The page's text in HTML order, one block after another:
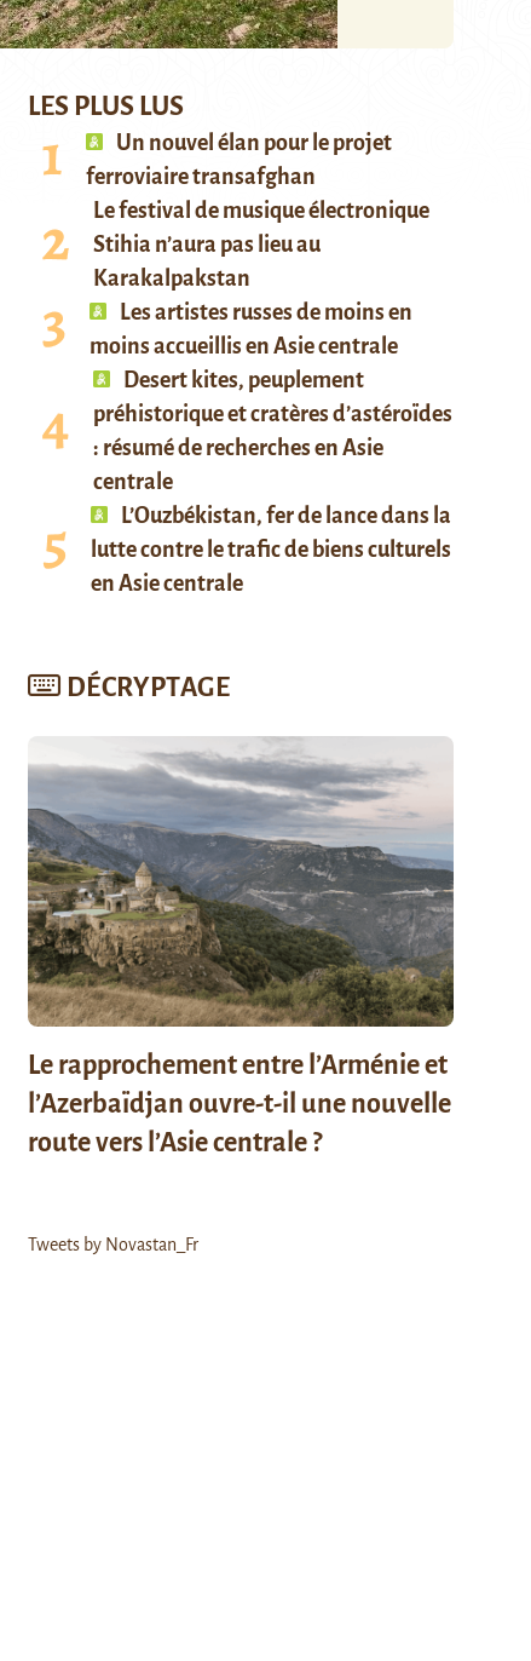
LES PLUS LUS
Un nouvel élan pour le projet
ferroviaire transafghan
Le festival de musique électronique
Stihia n’aura pas lieu au
Karakalpakstan
Les artistes russes de moins en
moins accueillis en Asie centrale
Desert kites, peuplement
préhistorique et cratères d’astéroïdes
: résumé de recherches en Asie
centrale
L’Ouzbékistan, fer de lance dans la
lutte contre le trafic de biens culturels
en Asie centrale
DÉCRYPTAGE
Le rapprochement entre l’Arménie et
l’Azerbaïdjan ouvre-t-il une nouvelle
route vers l’Asie centrale ?
Tweets by Novastan_Fr